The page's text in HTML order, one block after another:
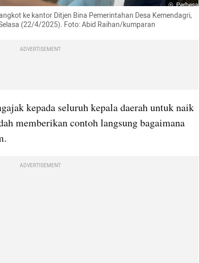
Perbesar
ke kantor Ditjen Bina Pemerintahan Desa Kemendagri,
(22/4/2025). Foto: Abid Raihan/kumparan
ADVERTISEMENT
kepada seluruh kepala daerah untuk naik
memberikan contoh langsung bagaimana
ADVERTISEMENT